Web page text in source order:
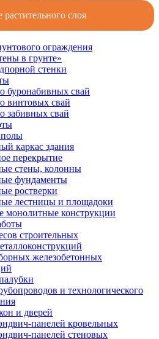
растительного слоя
ограждения
в грунте»
стенки
буронабивных свай
винтовых свай
забивных свай
каркас здания
перекрытие
стены, колонны
фундаменты
ростверки
лестницы и площадоки
монолитные конструкции
строительных
железобетонных
и технологического
и дверей
панелей кровельных
панелей стеновых